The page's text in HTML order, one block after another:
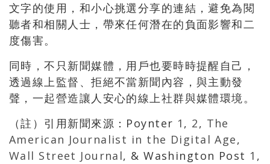
文字的使用，和小心挑選分享的連結，避免為閱
聽者和相關人士，帶來任何潛在的負面影響和二
度傷害。
同時，不只新聞媒體，用戶也要時時提醒自己，
透過線上監督、拒絕不當新聞內容，與主動發
聲，一起營造讓人安心的線上社群與媒體環境。
（註）引用新聞來源：Poynter 1 , 2, The
American Journalist in the Digital Age,
Wall Street Journal, & Washington Post 1 ,